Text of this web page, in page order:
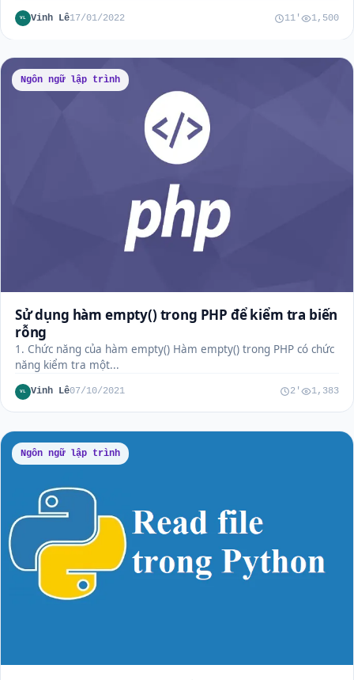
VL Vinh Lê17/01/2022 11' 1,500
Ngôn ngữ lập trình
Sử dụng hàm empty() trong PHP để kiểm tra biến
rỗng
1. Chức năng của hàm empty() Hàm empty() trong PHP có chức
năng kiểm tra một...
VL Vinh Lê07/10/2021 2' 1,383
Ngôn ngữ lập trình